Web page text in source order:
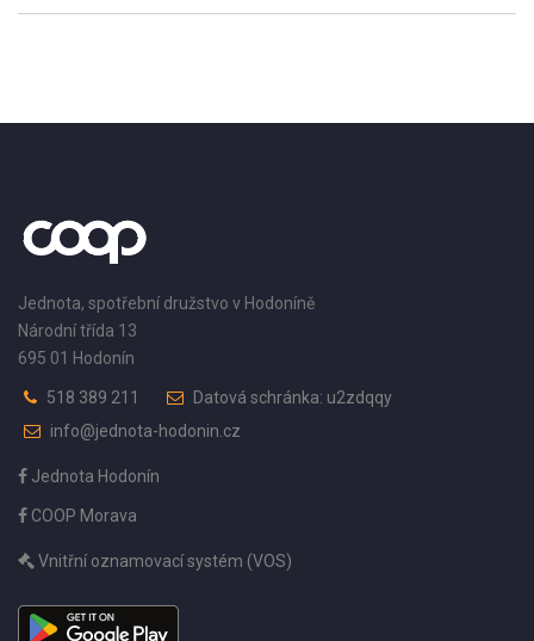
Jednota, spotřební družstvo v Hodoníně
Národní třída 13
695 01 Hodonín
518 389 211
Datová schránka: u2zdqqy
info@jednota-hodonin.cz
Jednota Hodonín
COOP Morava
Vnitřní oznamovací systém (VOS)